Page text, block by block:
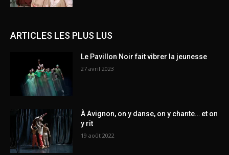
ARTICLES LES PLUS LUS
Le Pavillon Noir fait vibrer la jeunesse
27 avril 2023
À Avignon, on y danse, on y chante… et on
y rit
19 août 2022